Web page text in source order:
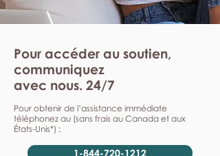
Pour accéder au soutien,
communiquez
avec nous. 24/7
Pour obtenir de l’assistance immédiate
téléphonez au (sans frais au Canada et aux
États-Unis*) :
1-844-720-1212